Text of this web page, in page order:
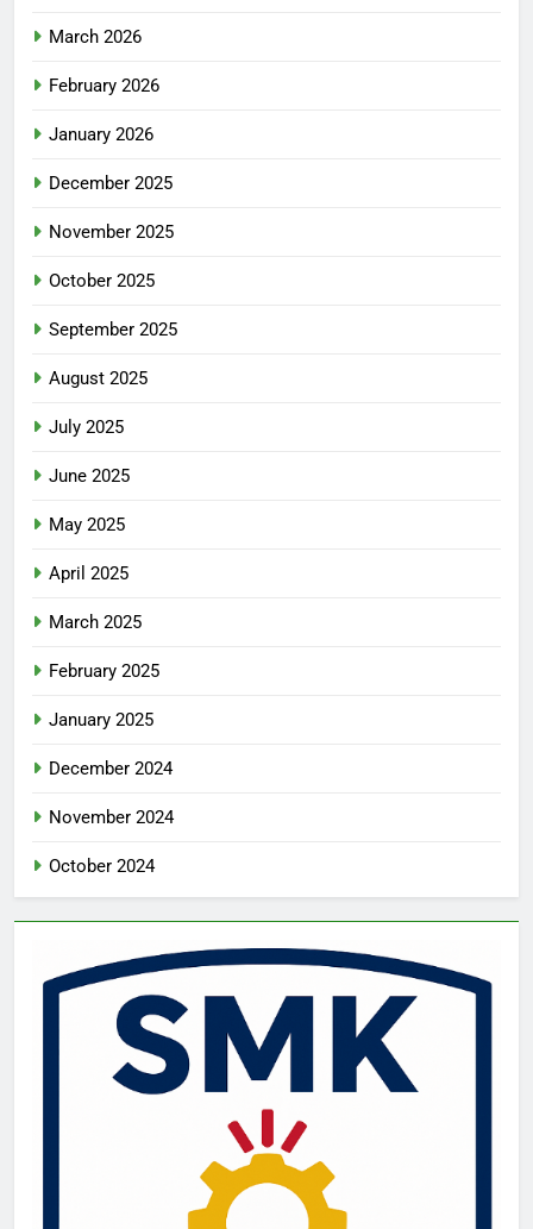
March 2026
February 2026
January 2026
December 2025
November 2025
October 2025
September 2025
August 2025
July 2025
June 2025
May 2025
April 2025
March 2025
February 2025
January 2025
December 2024
November 2024
October 2024